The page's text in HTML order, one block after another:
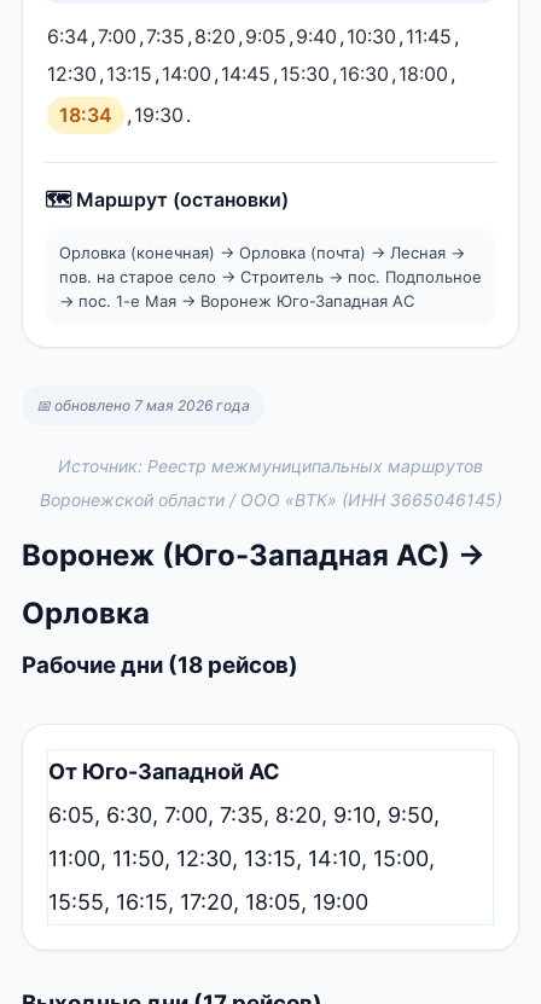
6:34,7:00 ,7:35 ,8:20 ,9:05 ,9:40 ,10:30 ,11:45 ,
12:30 ,13:15 ,14:00 ,14:45 ,15:30 ,16:30 ,18:00 ,
18:34
,19:30 .
🗺️ Маршрут (остановки)
Орловка (конечная) → Орловка (почта) → Лесная →
пов. на старое село → Строитель → пос. Подпольное
→ пос. 1-е Мая → Воронеж Юго-Западная АС
📅 обновлено 7 мая 2026 года
Источник: Реестр межмуниципальных маршрутов
Воронежской области / ООО «ВТК» (ИНН 3665046145)
Воронеж (Юго-Западная АС) →
Орловка
Рабочие дни (18 рейсов)
От Юго-Западной АС
6:05, 6:30, 7:00, 7:35, 8:20, 9:10, 9:50,
11:00, 11:50, 12:30, 13:15, 14:10, 15:00,
15:55, 16:15, 17:20, 18:05, 19:00